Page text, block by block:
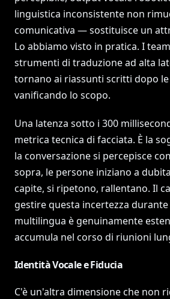
linguistica inconsistente non
comunicativa — sostituisce un
Lo abbiamo visto in pratica. I
strumenti di traduzione ad alta
tornano ai riassunti scritti dopo
vanificando lo scopo.
Una latenza sotto i 300
metrica tecnica di facciata. È la
la conversazione si percepisce
sopra, le persone iniziano a
capite, si ripetono, rallentano. Il
gestire questa incertezza
multilingua è genuinamente
accumula nel corso di riunioni
Identità Vocale e Fiducia
C'è un'altra dimensione che non